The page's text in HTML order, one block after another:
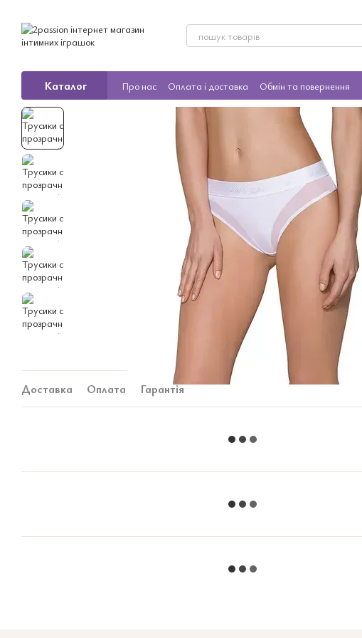
Каталог Про нас Оплата і доставка Обмін та повернення
Доставка Оплата Гарантія